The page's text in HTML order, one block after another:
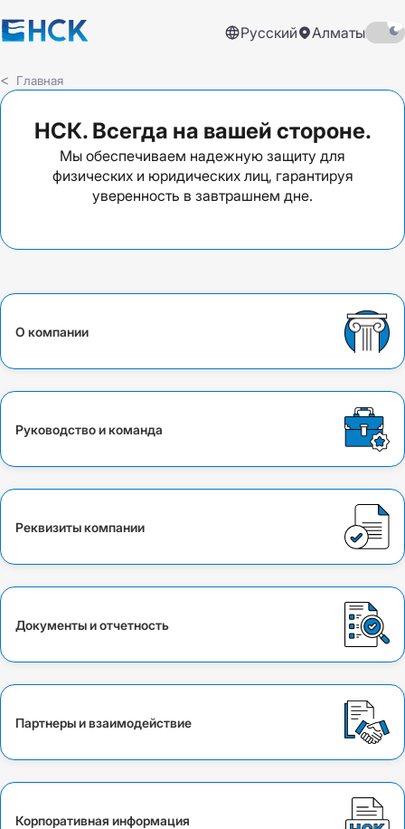
Русский Алматы
Главная
НСК. Всегда на вашей стороне.
Мы обеспечиваем надежную защиту для
физических и юридических лиц, гарантируя
уверенность в завтрашнем дне.
О компании
Руководство и команда
Реквизиты компании
Документы и отчетность
Партнеры и взаимодействие
Корпоративная информация